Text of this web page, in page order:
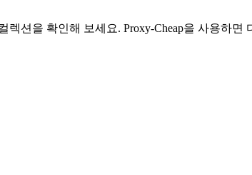
션을 확인해 보세요. Proxy-Cheap을 사용하